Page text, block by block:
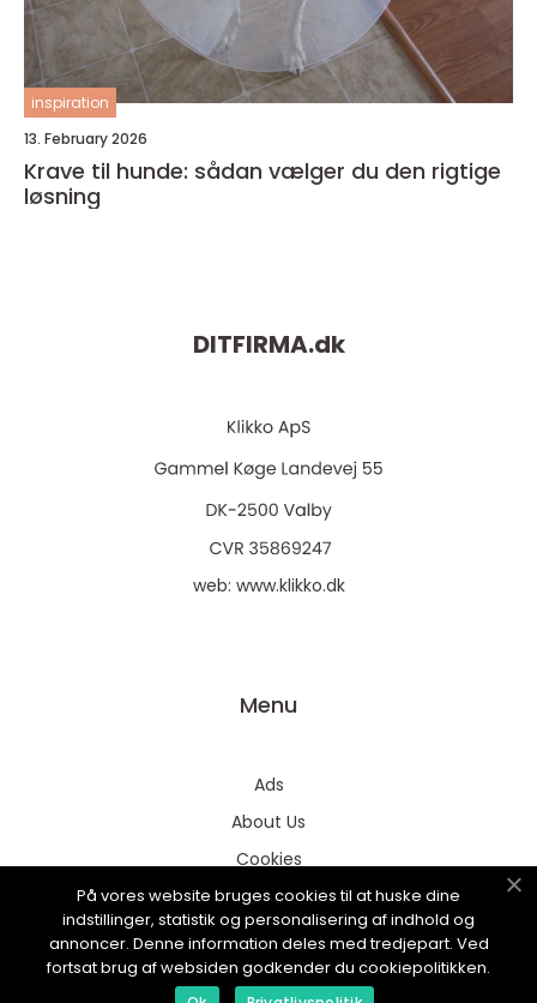
inspiration
13. February 2026
Krave til hunde: sådan vælger du den rigtige
løsning
DITFIRMA.dk
web: www.klikko.dk
Menu
Ads
About Us
Cookies
Contact
Sitemap
På vores website bruges cookies til at huske dine
indstillinger, statistik og personalisering af indhold og
annoncer. Denne information deles med tredjepart. Ved
fortsat brug af websiden godkender du cookiepolitikken.